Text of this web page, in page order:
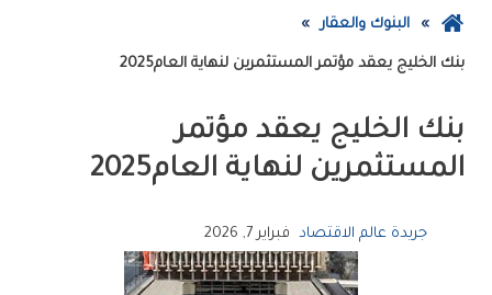
عودة
الرئيسية
البنوك والعقار
بنك‭ ‬الخليج‭ ‬يعقد‭ ‬مؤتمر‭ ‬المستثمرين‭ ‬لنهاية‭ ‬العام‭ ‬2025
‬المستثمرين‭ ‬لنهاية‭ ‬العام‭ ‬2025
جريدة عالم الاقتصاد فبراير 7, 2026